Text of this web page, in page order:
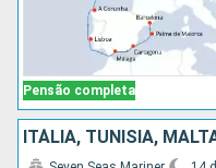
Pensão completa